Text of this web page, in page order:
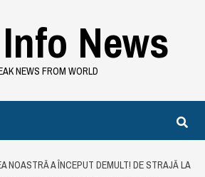
News
NEWS FROM WORLD
NOASTRĂ A ÎNCEPUT DEMULT! DE STRAJĂ LA